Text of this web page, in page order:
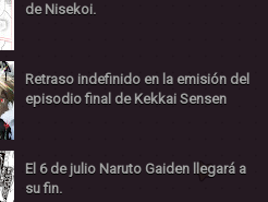
de Nisekoi.
Retraso indefinido en la emisión del
episodio final de Kekkai Sensen
El 6 de julio Naruto Gaiden llegará a
su fin.